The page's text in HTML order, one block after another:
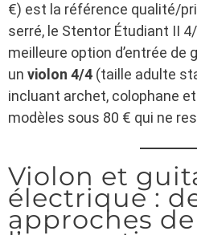
€) est la référence qualité/
serré, le Stentor Étudiant II
meilleure option d’entrée de
un violon 4/4 (taille adulte
incluant archet, colophane
modèles sous 80 € qui ne
Violon et
électrique :
approches de